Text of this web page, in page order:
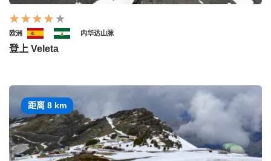
欧洲 内华达山脉
登上 Veleta
距离 8 km